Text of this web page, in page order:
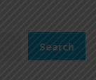
Search